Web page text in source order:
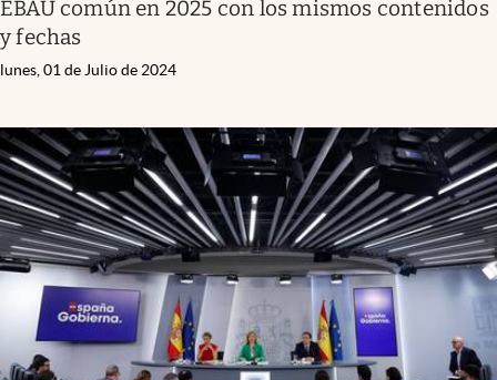
EBAU común en 2025 con los mismos contenidos
y fechas
lunes, 01 de Julio de 2024